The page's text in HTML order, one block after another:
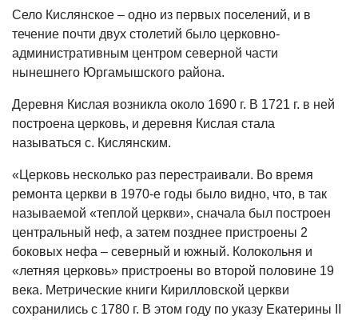
Село Кислянское – одно из первых поселений, и в
течение почти двух столетий было церковно-
административным центром северной части
нынешнего Юргамышского района.
Деревня Кислая возникла около 1690 г. В 1721 г. в ней
построена церковь, и деревня Кислая стала
называться с. Кислянским.
«Церковь несколько раз перестраивали. Во время
ремонта церкви в 1970-е годы было видно, что, в так
называемой «теплой церкви», сначала был построен
центральный неф, а затем позднее пристроены 2
боковых нефа – северный и южный. Колокольня и
«летняя церковь» пристроены во второй половине 19
века. Метрические книги Кирилловской церкви
сохранились с 1780 г. В этом году по указу Екатерины II